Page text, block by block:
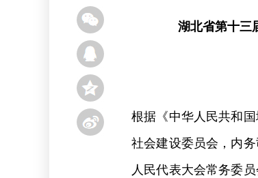
湖北省第十三
根据《中华人民共和
社会建设委员会，内
人民代表大会常务委